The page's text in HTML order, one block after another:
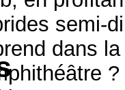
semi-
dans